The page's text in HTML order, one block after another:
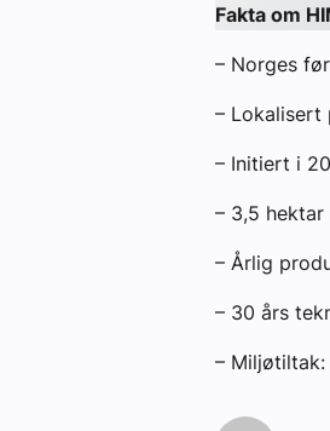
Fakta om
– Norges
– Lokalisert
– Initiert i
– 3,5
– Årlig
– 30 års
–